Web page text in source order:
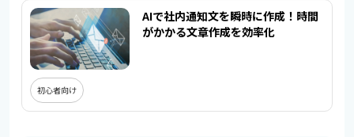
AIで社内通知文を瞬時に作成！時間
がかかる文章作成を効率化
初心者向け